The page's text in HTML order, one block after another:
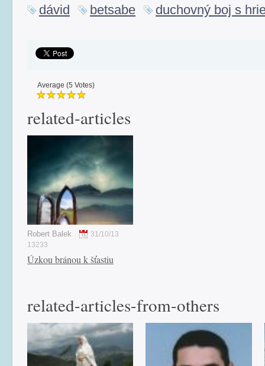
dávid
betsabe duchovný boj s
Average (5 Votes)
related-articles
Robert Balek
31/10/13
13233
Úzkou bránou k šťastiu
related-articles-from-others